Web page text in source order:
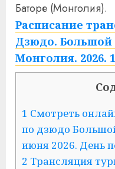
Баторе (Монголия).
Расписание
Дзюдо.
Монголия. 2026.
1 Смотреть
по дзюдо
июня 2026. День
2 Трансляция